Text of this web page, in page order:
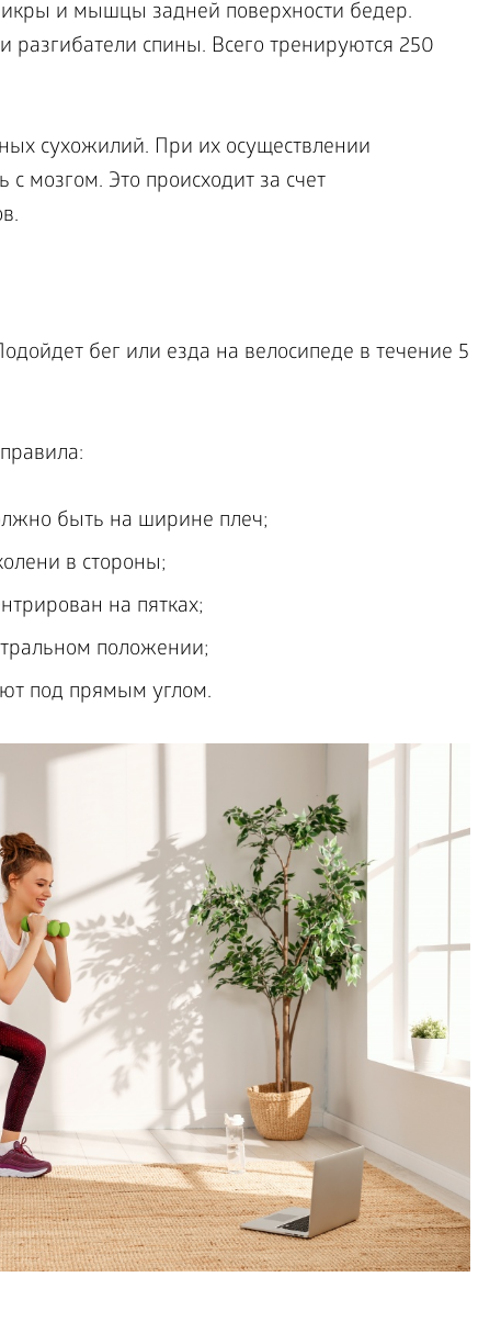
и мышцы задней поверхности бедер.
спины. Всего тренируются 250
сухожилий. При их осуществлении
мозгом. Это происходит за счет
бег или езда на велосипеде в течение 5
быть на ширине плеч;
в стороны;
на пятках;
положении;
под прямым углом.